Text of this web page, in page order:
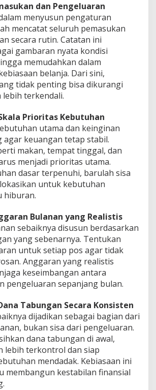
dan Pengeluaran
menyusun pengaturan
mencatat seluruh pemasukan
secara rutin. Catatan ini
gambaran nyata kondisi
memudahkan dalam
belanja. Dari sini,
tidak penting bisa dikurangi
terkendali.
Prioritas Kebutuhan
utama dan keinginan
agar keuangan tetap stabil.
makan, tempat tinggal, dan
menjadi prioritas utama.
dasar terpenuhi, barulah sisa
untuk kebutuhan
hiburan.
Bulanan yang Realistis
sebaiknya disusun berdasarkan
yang sebenarnya. Tentukan
untuk setiap pos agar tidak
Anggaran yang realistis
keseimbangan antara
pengeluaran sepanjang bulan.
Tabungan Secara Konsisten
dijadikan sebagai bagian dari
bukan sisa dari pengeluaran.
dana tabungan di awal,
lebih terkontrol dan siap
mendadak. Kebiasaan ini
membangun kestabilan finansial